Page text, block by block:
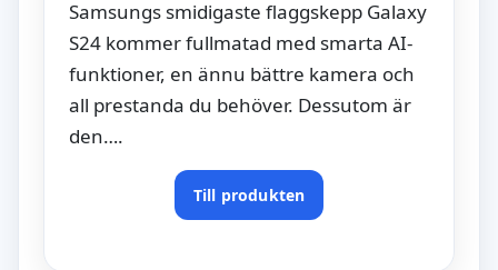
Samsungs smidigaste flaggskepp Galaxy
S24 kommer fullmatad med smarta AI-
funktioner, en ännu bättre kamera och
all prestanda du behöver. Dessutom är
den….
Till produkten